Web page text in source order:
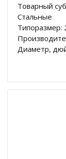
Товарный
Стальные
Типоразмер:
Диаметр,